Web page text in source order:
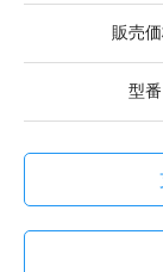
販売
型番